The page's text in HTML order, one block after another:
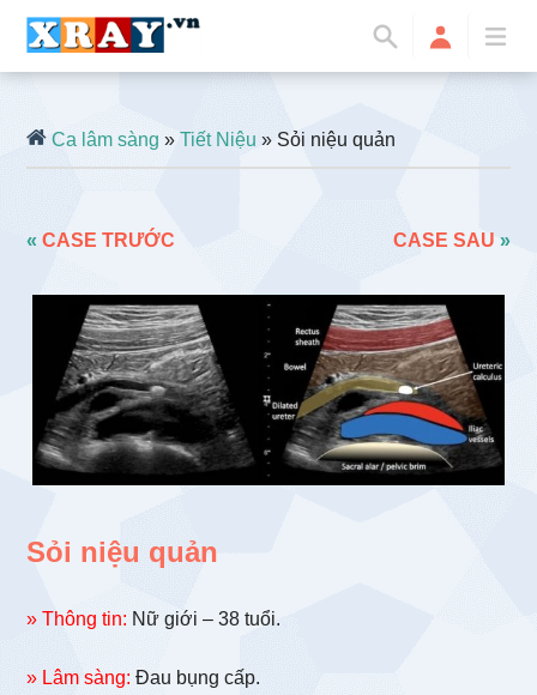
Ca lâm sàng »Tiết Niệu » Sỏi niệu quản
«CASE TRƯỚC CASE SAU »
Sỏi niệu quản
» Thông tin: Nữ giới – 38 tuổi.
» Lâm sàng: Đau bụng cấp.